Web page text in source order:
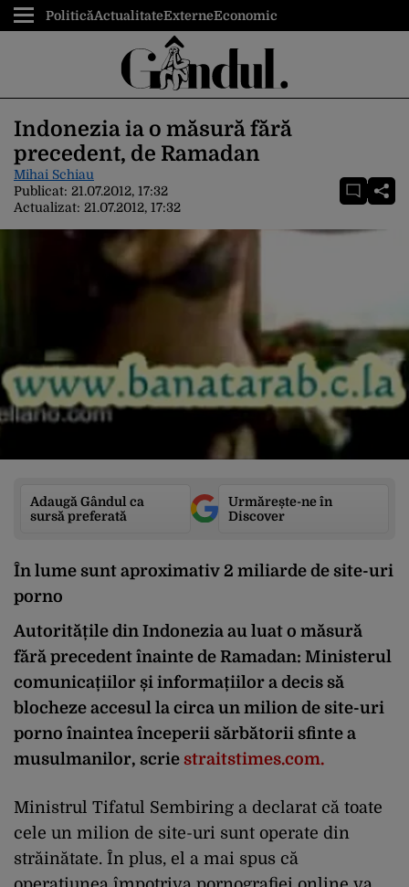
PoliticăActualitateExterneEconomic
Indonezia ia o măsură fără
precedent, de Ramadan
Mihai Schiau
Publicat: 21.07.2012, 17:32
Actualizat: 21.07.2012, 17:32
Adaugă Gândul ca
sursă preferată
Urmărește-ne în
Discover
În lume sunt aproximativ 2 miliarde de site-uri
porno
Autoritățile din Indonezia au luat o măsură
fără precedent înainte de Ramadan: Ministerul
comunicațiilor și informațiilor a decis să
blocheze accesul la circa un milion de site-uri
porno înaintea începerii sărbătorii sfinte a
musulmanilor, scrie straitstimes.com.
Ministrul Tifatul Sembiring a declarat că toate
cele un milion de site-uri sunt operate din
străinătate. În plus, el a mai spus că